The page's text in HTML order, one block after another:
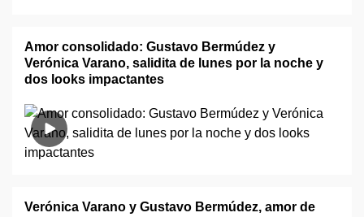
Amor consolidado: Gustavo Bermúdez y
Verónica Varano, salidita de lunes por la noche y
dos looks impactantes
Verónica Varano y Gustavo Bermúdez, amor de